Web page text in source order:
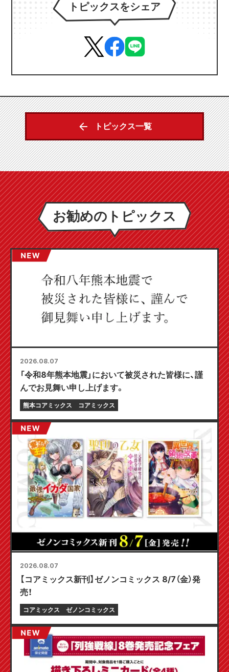
トピックスをシェア
トピックス一覧
お勧めのトピックス
2026.08.07
「令和8年熊本地震」において被災された皆様に、謹
んでお見舞い申し上げます。
熊本コアミックス コアミックス
2026.08.07
【コアミックス新刊】ゼノンコミックス 8/7（金）発
売！
コアミックス ゼノンコミックス